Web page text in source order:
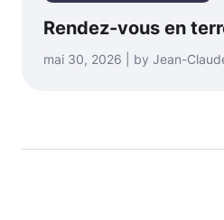
Rendez-vous en
mai 30, 2026 | by Jean-